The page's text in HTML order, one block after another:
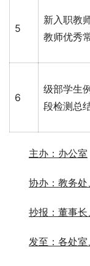
5
新入职教
教师优秀
6
级部学生
段检测总
主办：办公室
协办：教务
抄报：董事
发至：各处